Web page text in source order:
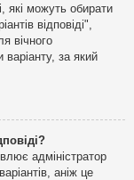
які можуть обирати
відповіді",
вічного
варіанту, за який
адміністратор
аніж це